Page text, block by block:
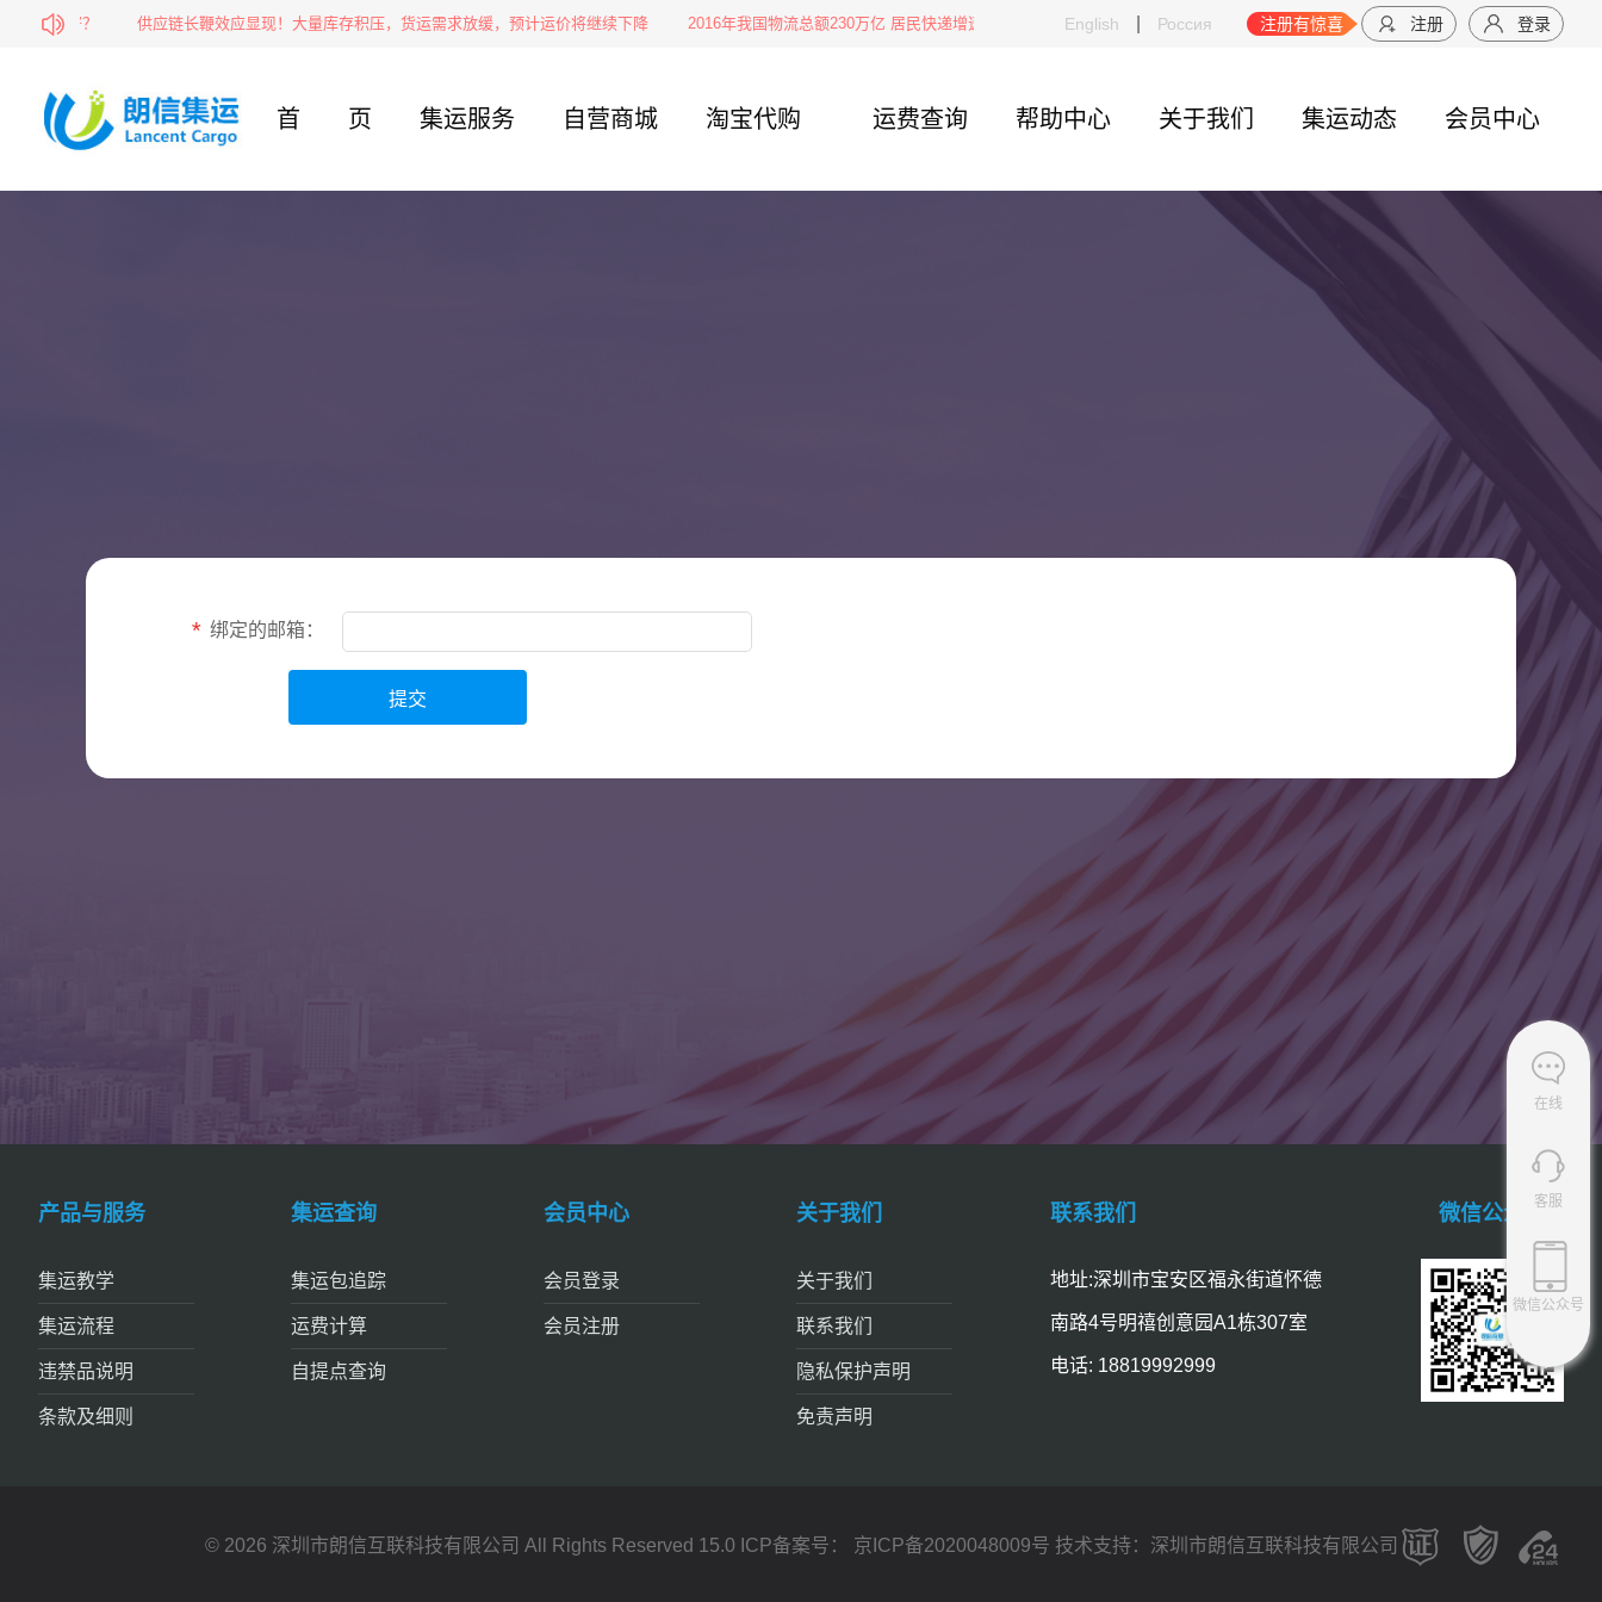
邮寄？ 供应链长鞭效应显现！大量库存积压，货运需求放缓，预计运价将继续下降 2016年我国物流总额230万亿 居民快递增速大涨 【空运】中远海运物流供应链空运物流分公司，开通“山东威海-日本东京”周班航线
English Россия 注册有惊喜 注册 登录
首页 集运服务 自营商城 淘宝代购 运费查询 帮助中心 关于我们 集运动态 会员中心
* 绑定的邮箱：
产品与服务
集运教学
集运流程
违禁品说明
条款及细则
集运查询
集运包追踪
运费计算
自提点查询
会员中心
会员登录
会员注册
关于我们
关于我们
联系我们
隐私保护声明
免责声明
联系我们
地址:深圳市宝安区福永街道怀德
南路4号明禧创意园A1栋307室
电话: 18819992999
微信公众号
© 2026 深圳市朗信互联科技有限公司 All Rights Reserved 15.0 ICP备案号： 京ICP备2020048009号 技术支持： 深圳市朗信互联科技有限公司
在线
客服
微信公众号